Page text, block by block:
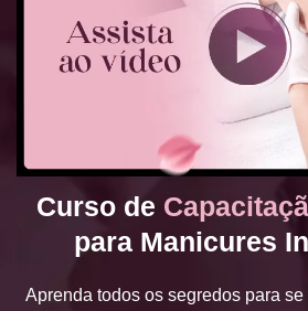
Curso de
para Manicures
Aprenda todos os segredos para